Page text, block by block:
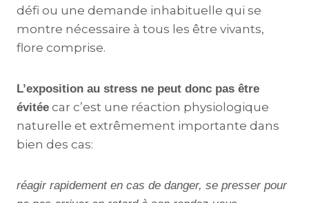
défi ou une demande inhabituelle qui se
montre nécessaire à tous les être vivants,
flore comprise.
L’exposition au stress ne peut donc pas être
évitée car c’est une réaction physiologique
naturelle et extrêmement importante dans
bien des cas:
réagir rapidement en cas de danger, se presser pour